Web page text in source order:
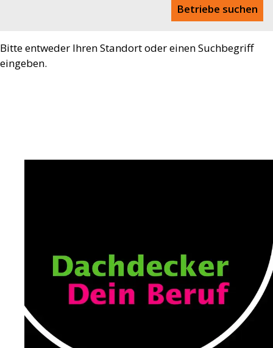
Betriebe suchen
Bitte entweder Ihren Standort oder einen Suchbegriff
eingeben.